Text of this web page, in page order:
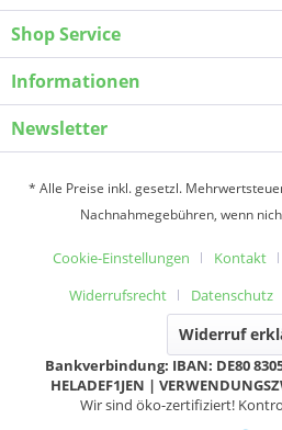
Shop Service
Informationen
Newsletter
* Alle Preise inkl. gesetzl.
Nachnahmegebühren, wenn
Cookie-Einstellungen Kontakt
Widerrufsrecht
Datenschutz
Widerruf
Bankverbindung: IBAN: DE80
HELADEF1JEN |
Wir sind öko-zertifiziert!